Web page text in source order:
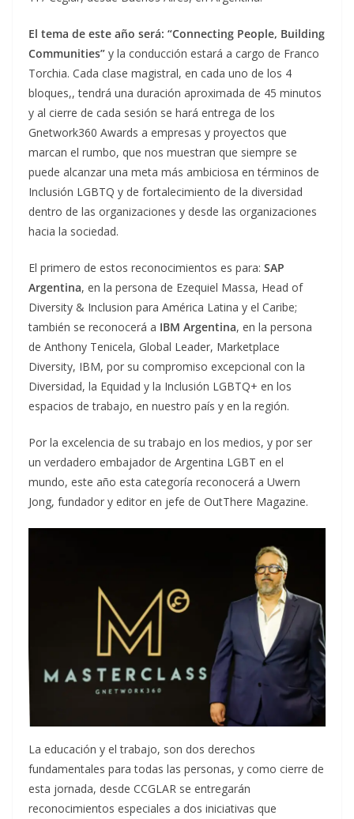
El tema de este año será: “Connecting People, Building
Communities” y la conducción estará a cargo de Franco
Torchia. Cada clase magistral, en cada uno de los 4
bloques,, tendrá una duración aproximada de 45 minutos
y al cierre de cada sesión se hará entrega de los
Gnetwork360 Awards a empresas y proyectos que
marcan el rumbo, que nos muestran que siempre se
puede alcanzar una meta más ambiciosa en términos de
Inclusión LGBTQ y de fortalecimiento de la diversidad
dentro de las organizaciones y desde las organizaciones
hacia la sociedad.
El primero de estos reconocimientos es para: SAP
Argentina, en la persona de Ezequiel Massa, Head of
Diversity & Inclusion para América Latina y el Caribe;
también se reconocerá a IBM Argentina, en la persona
de Anthony Tenicela, Global Leader, Marketplace
Diversity, IBM, por su compromiso excepcional con la
Diversidad, la Equidad y la Inclusión LGBTQ+ en los
espacios de trabajo, en nuestro país y en la región.
Por la excelencia de su trabajo en los medios, y por ser
un verdadero embajador de Argentina LGBT en el
mundo, este año esta categoría reconocerá a Uwern
Jong, fundador y editor en jefe de OutThere Magazine.
La educación y el trabajo, son dos derechos
fundamentales para todas las personas, y como cierre de
esta jornada, desde CCGLAR se entregarán
reconocimientos especiales a dos iniciativas que